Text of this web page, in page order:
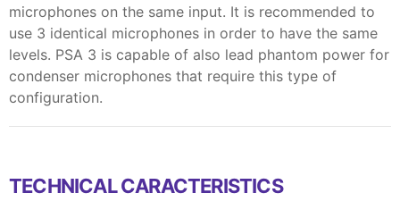
microphones on the same input. It is recommended to
use 3 identical microphones in order to have the same
levels. PSA 3 is capable of also lead phantom power for
condenser microphones that require this type of
configuration.
TECHNICAL CARACTERISTICS